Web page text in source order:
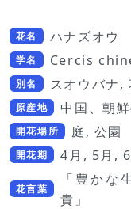
花名 ハナズオウ
学名 Cercis
別名 スオウバナ,
原産地 中国、朝
開花場所 庭, 公園
開花期 4月, 5月,
花言葉
「豊かな
貴」